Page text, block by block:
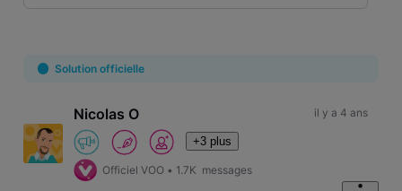
First
Solution officielle
Nicolas O
+3 plus
Officiel VOO • 1.7K messages
il y a 4 ans